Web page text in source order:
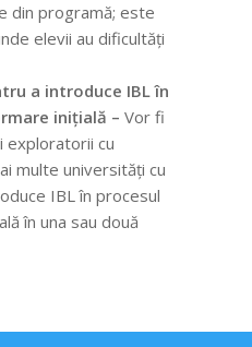
din programă; este
elevii au dificultăți
a introduce IBL în
inițială – Vor fi
exploratorii cu
multe universități cu
IBL în procesul
în una sau două